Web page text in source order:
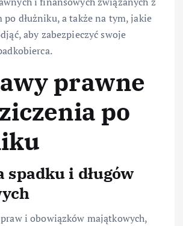
dłużniku, a także na tym, jakie
aby zabezpieczyć swoje
prawne
po
i długów
praw i obowiązków majątkowych,